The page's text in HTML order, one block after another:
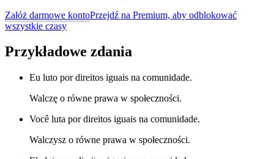
Załóż darmowe kontoPrzejdź na Premium, aby odblokować
wszystkie czasy
Przykładowe zdania
Eu luto por direitos iguais na comunidade.
Walczę o równe prawa w społeczności.
Você luta por direitos iguais na comunidade.
Walczysz o równe prawa w społeczności.